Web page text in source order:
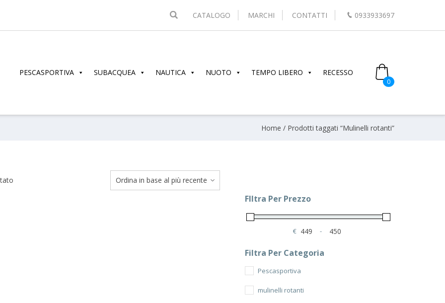
CATALOGO MARCHI CONTATTI 0933933697
PESCASPORTIVA SUBACQUEA NAUTICA NUOTO TEMPO LIBERO RECESSO
0
Home / Prodotti taggati “Mulinelli rotanti”
FIltra Per Prezzo
€
Minimum Price
-
Maximum Price
Filtra Per Categoria
Pescasportiva
mulinelli rotanti